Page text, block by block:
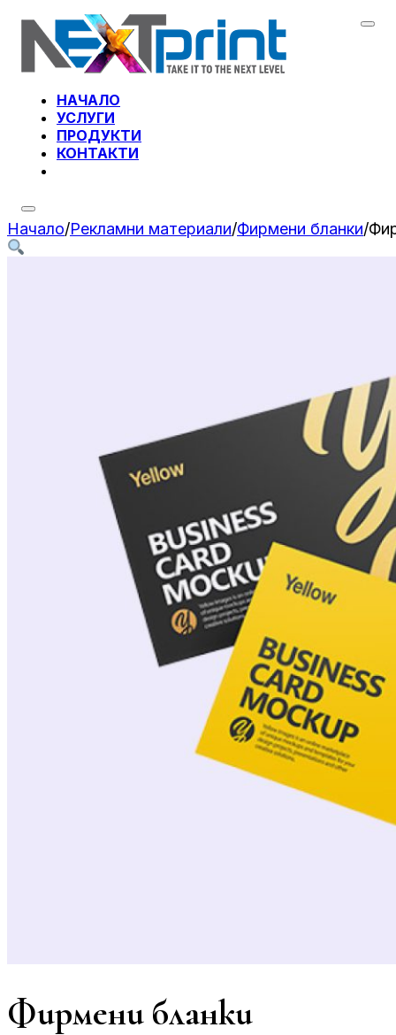
НАЧАЛО
УСЛУГИ
ПРОДУКТИ
КОНТАКТИ
Начало/Рекламни материали/Фирмени бланки/
Фирмени бланки